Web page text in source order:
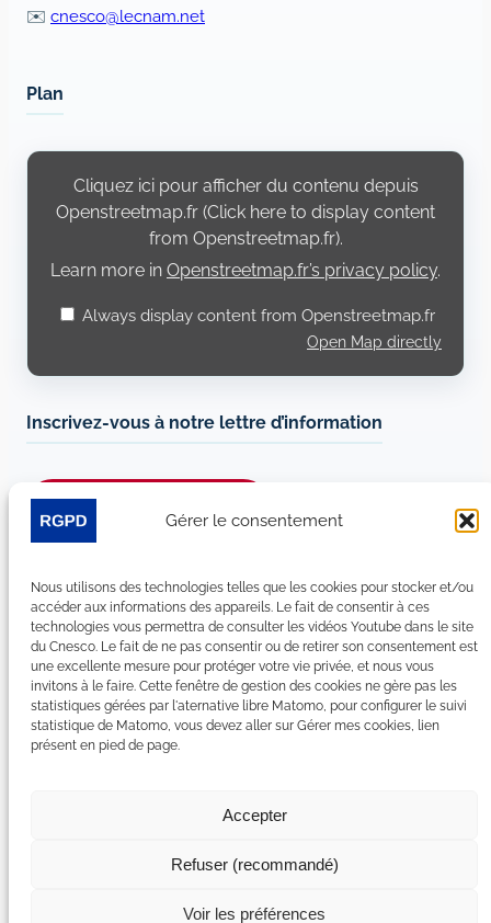
Gérer le consentement
Nous utilisons des technologies telles que les cookies pour stocker et/ou
accéder aux informations des appareils. Le fait de consentir à ces
technologies vous permettra de consulter les vidéos Youtube dans le site
du Cnesco. Le fait de ne pas consentir ou de retirer son consentement est
une excellente mesure pour protéger votre vie privée, et nous vous
invitons à le faire. Cette fenêtre de gestion des cookies ne gère pas les
statistiques gérées par l'aternative libre Matomo, pour configurer le suivi
statistique de Matomo, vous devez aller sur Gérer mes cookies, lien
présent en pied de page.
Accepter
Refuser (recommandé)
Voir les préférences
✉️ cnesco@lecnam.net
Plan
Display
Openstreetmap.fr
Cliquez ici pour afficher du contenu depuis
Openstreetmap.fr (Click here to display content
from Openstreetmap.fr).
Learn more in Openstreetmap.fr’s privacy policy.
Always display content from Openstreetmap.fr
Open Map directly
Inscrivez-vous à notre lettre d’information
Je m’abonne à la newsletter
LinkedIn
YouTube
Facebook
Bluesky
Nous rejoindre
Accessibilité : non conforme
Déclaration de confidentialité